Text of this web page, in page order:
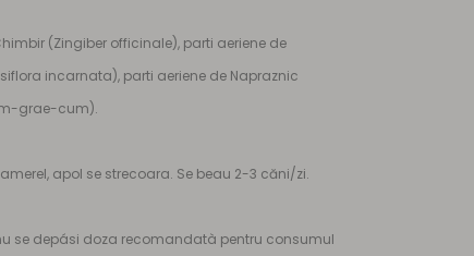
(Zingiber officinale), parti aeriene de
incarnata), parti aeriene de Napraznic
grae-cum).
apol se strecoara. Se beau 2-3 căni/zi.
se depási doza recomandatà pentru consumul